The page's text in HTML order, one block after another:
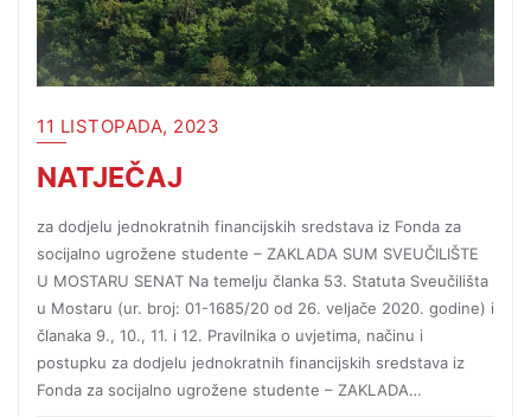
11 LISTOPADA, 2023
NATJEČAJ
za dodjelu jednokratnih financijskih sredstava iz Fonda za
socijalno ugrožene studente – ZAKLADA SUM SVEUČILIŠTE
U MOSTARU SENAT Na temelju članka 53. Statuta Sveučilišta
u Mostaru (ur. broj: 01-1685/20 od 26. veljače 2020. godine) i
članaka 9., 10., 11. i 12. Pravilnika o uvjetima, načinu i
postupku za dodjelu jednokratnih financijskih sredstava iz
Fonda za socijalno ugrožene studente – ZAKLADA…